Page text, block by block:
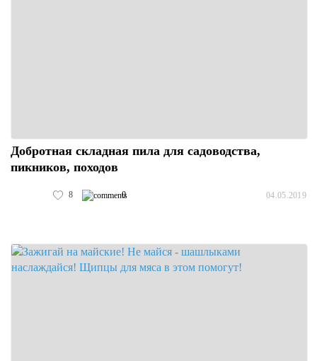
Добротная складная пила для садоводства,
пикников, походов
8 0 04.05.2019